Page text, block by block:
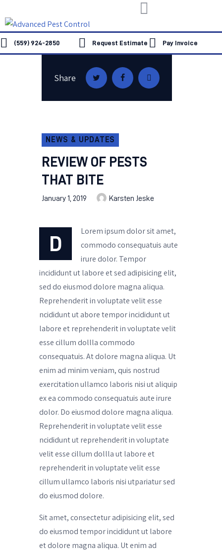
(559) 924-2850 Request Estimate Pay Invoice
ABOUT US
Share
NEWS & UPDATES
REVIEW OF PESTS
THAT BITE
January 1, 2019 Karsten Jeske
D
Lorem ipsum dolor sit amet,
commodo consequatuis aute
irure dolor. Tempor
incididunt ut labore et sed adipisicing elit,
sed do eiusmod dolore magna aliqua.
Reprehenderit in voluptate velit esse
ncididunt ut abore tempor incididunt ut
labore et reprehenderit in voluptate velit
esse cillum dollla commodo
consequatuis. At dolore magna aliqua. Ut
enim ad minim veniam, quis nostrud
exercitation ullamco laboris nisi ut aliquip
ex ea commodo consequatuis aute irure
dolor. Do eiusmod dolore magna aliqua.
Reprehenderit in voluptate velit esse
ncididunt ut reprehenderit in voluptate
velit esse cillum dollla ut labore et
reprehenderit in voluptate velit esse
cillum ullamco laboris nisi utpariatur sed
do eiusmod dolore.
Sit amet, consectetur adipisicing elit, sed
do eiusmod tempor incididunt ut labore
et dolore magna aliqua. Ut enim ad